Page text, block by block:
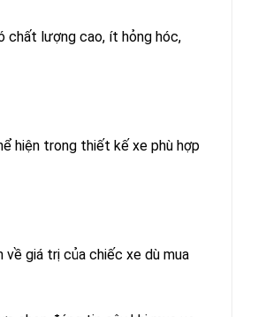
chất lượng cao, ít hỏng hóc,
hiện trong thiết kế xe phù hợp
giá trị của chiếc xe dù mua